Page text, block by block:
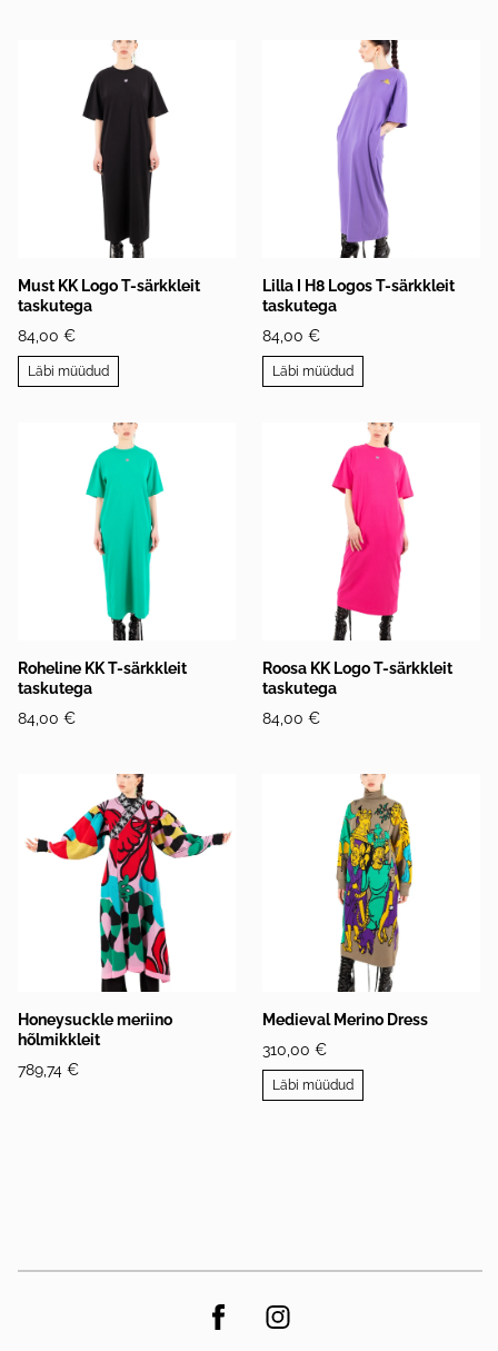
Must KK Logo T-särkkleit
taskutega
84,00 €
Läbi müüdud
Lilla I H8 Logos T-särkkleit
taskutega
84,00 €
Läbi müüdud
Roheline KK T-särkkleit
taskutega
84,00 €
Roosa KK Logo T-särkkleit
taskutega
84,00 €
Honeysuckle meriino
hõlmikkleit
789,74 €
Medieval Merino Dress
310,00 €
Läbi müüdud